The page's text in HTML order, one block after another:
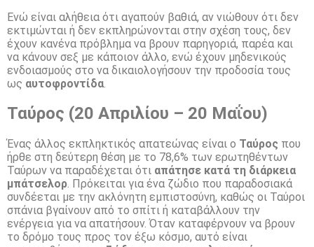
Ενώ είναι αλήθεια ότι αγαπούν βαθιά, αν νιώθουν ότι δεν
εκτιμώνται ή δεν εκπληρώνονται στην σχέση τους, δεν
έχουν κανένα πρόβλημα να βρουν παρηγοριά, παρέα και
να κάνουν σεξ με κάποιον άλλο, ενώ έχουν μηδενικούς
ενδοιασμούς στο να δικαιολογήσουν την προδοσία τους
ως αυτοφροντίδα
Ταύρος (20 Απριλίου – 20 Μαΐου)
Ένας άλλος εκπληκτικός απατεώνας είναι ο Ταύρος που
ήρθε στη δεύτερη θέση με το 78,6% των ερωτηθέντων
Ταύρων να παραδέχεται ότι απάτησε κατά τη διάρκεια
μπάτσελορ. Πρόκειται για ένα ζώδιο που παραδοσιακά
συνδέεται με την ακλόνητη εμπιστοσύνη, καθώς οι Ταύροι
σπάνια βγαίνουν από το σπίτι ή καταβάλλουν την
ενέργεια για να απατήσουν. Όταν καταφέρνουν να βρουν
το δρόμο τους προς τον έξω κόσμο, αυτό είναι